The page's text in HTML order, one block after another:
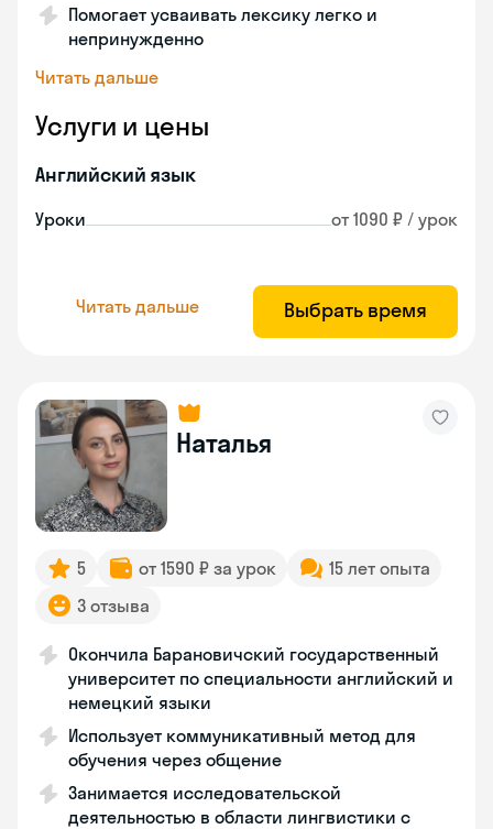
Помогает усваивать лексику легко и
непринужденно
Читать дальше
Услуги и цены
Английский язык
Уроки от 1090 ₽ / урок
Читать дальше Выбрать время
Наталья
5 от 1590 ₽ за урок
15 лет опыта
3 отзыва
Окончила Барановичский государственный
университет по специальности английский и
немецкий языки
Использует коммуникативный метод для
обучения через общение
Занимается исследовательской
деятельностью в области лингвистики с